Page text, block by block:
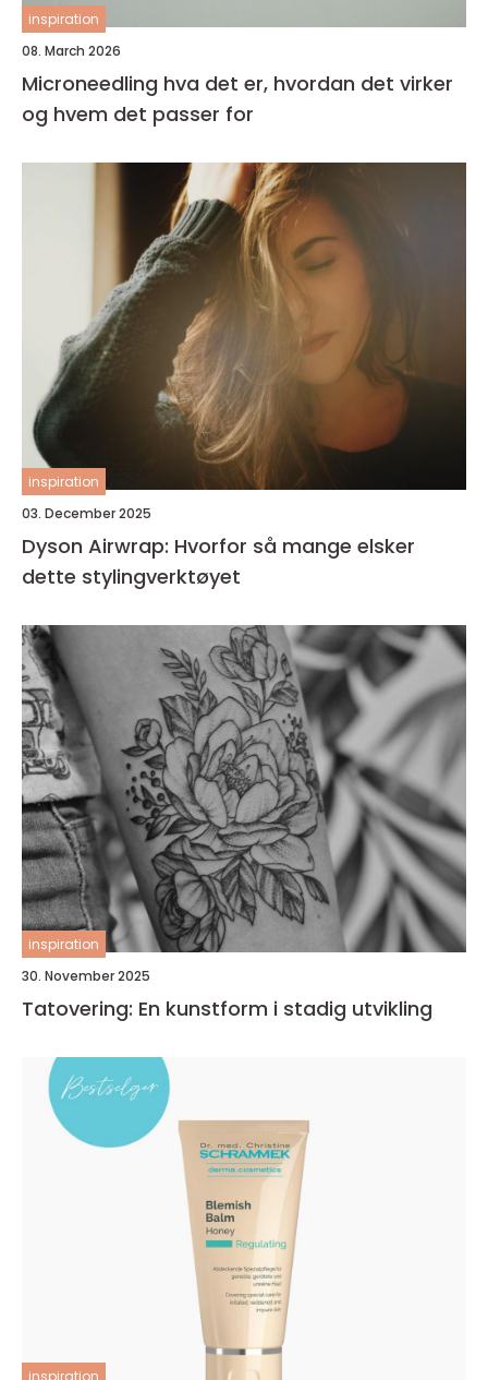
inspiration
08. March 2026
Microneedling hva det er, hvordan det virker
og hvem det passer for
inspiration
03. December 2025
Dyson Airwrap: Hvorfor så mange elsker
dette stylingverktøyet
inspiration
30. November 2025
Tatovering: En kunstform i stadig utvikling